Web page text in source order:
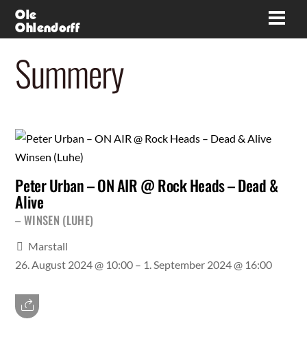
SkipOle
Ohlendorff
Summery
Peter Urban – ON AIR @ Rock Heads – Dead &
Alive
WINSEN (LUHE)
Marstall
26. August 2024 @ 10:00 – 1. September 2024 @ 16:00